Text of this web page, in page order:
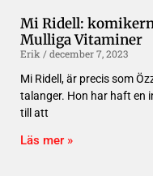
Mi Ridell:
Mulliga Vitaminer
Erik
december 7, 2023
Mi Ridell, är precis som
talanger. Hon har haft en
till att
Läs mer »